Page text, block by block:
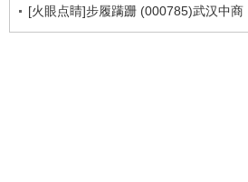
[火眼点睛]步履蹒跚 (000785)武汉中商